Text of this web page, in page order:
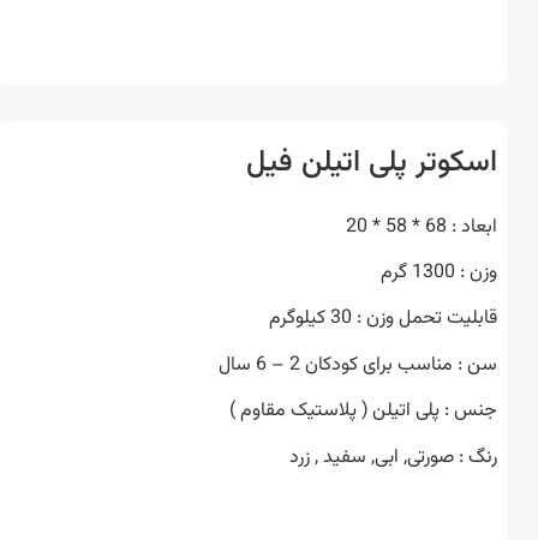
پلی اتیلن فیل
تحمل وزن : 30 کیلوگرم
برای کودکان 2 – 6 سال
: پلی اتیلن ( پلاستیک مقاوم )
: صورتی, ابی, سفید , زرد